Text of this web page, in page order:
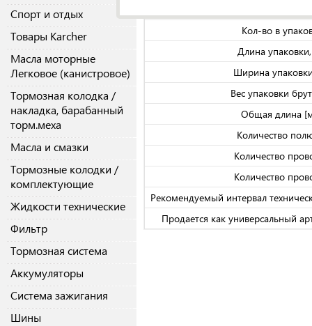
Спорт и отдых
Товары Karcher
Масла моторные
Легковое (канистровое)
Тормозная колодка /
накладка, барабанный
торм.меха
Масла и смазки
Тормозные колодки /
комплектующие
Жидкости технические
Фильтр
Тормозная система
Аккумуляторы
Система зажигания
Шины
Кол-во в
Длина
Ширина
Вес упаковки
Общая длина
Количество
Количество
Количество
Рекомендуемый интервал
Продается как универсальный